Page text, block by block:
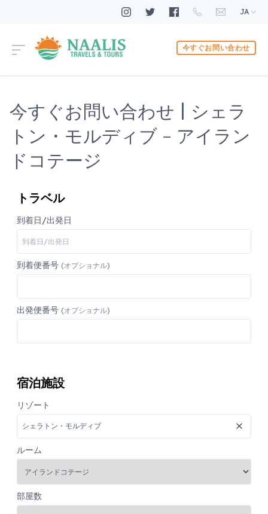
JA
今すぐお問い合わせ
今すぐお問い合わせ | シェラ
トン・モルディブ - アイラン
ドコテージ
トラベル
到着日/出発日
到着便番号 (オプショナル)
出発便番号 (オプショナル)
宿泊施設
リゾート
ルーム
部屋数